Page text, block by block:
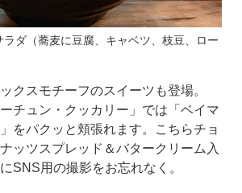
ラダ（蕎麦に豆腐、キャベツ、枝豆、ロー
クスモチーフのスイーツも登場。
チュン・クッカリー」では「ベイマ
をパクッと頬張れます。こちらチョ
ッツスプレッド＆バタークリーム入
SNS用の撮影をお忘れなく。